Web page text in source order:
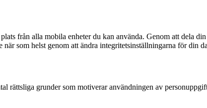
från alla mobila enheter du kan använda. Genom att dela
som helst genom att ändra integritetsinställningarna för din
rättsliga grunder som motiverar användningen av